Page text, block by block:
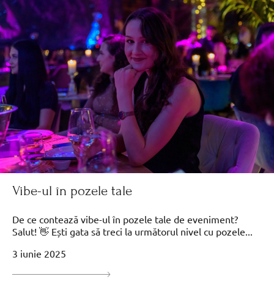
Vibe-ul în pozele tale
De ce contează vibe-ul în pozele tale de eveniment?
Salut! 👋 Ești gata să treci la următorul nivel cu pozele...
3 iunie 2025